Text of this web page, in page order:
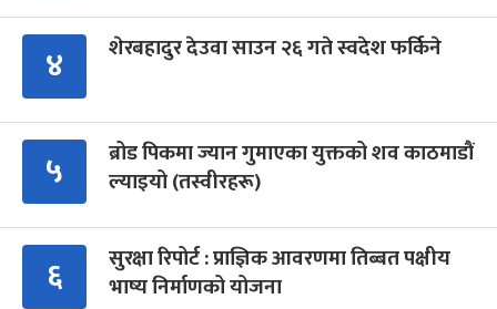
४ शेरबहादुर देउवा साउन २६ गते स्वदेश फर्किने
५
ब्रोड पिकमा ज्यान गुमाएका युक्तको शव काठमाडौं
ल्याइयो (तस्वीरहरू)
६
सुरक्षा रिपोर्ट : प्राज्ञिक आवरणमा तिब्बत पक्षीय
भाष्य निर्माणको योजना